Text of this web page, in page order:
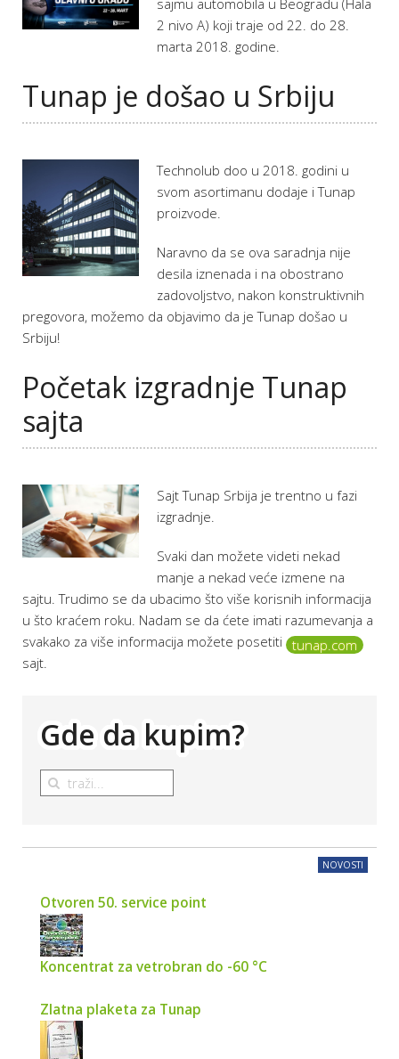
2 nivo A) koji traje od 22. do 28.
marta 2018. godine.
Tunap je došao u Srbiju
Technolub doo u 2018. godini u
svom asortimanu dodaje i Tunap
proizvode.
Naravno da se ova saradnja nije
desila iznenada i na obostrano
zadovoljstvo, nakon konstruktivnih
pregovora, možemo da objavimo da je Tunap došao u
Srbiju!
Početak izgradnje Tunap
sajta
Sajt Tunap Srbija je trentno u fazi
izgradnje.
Svaki dan možete videti nekad
manje a nekad veće izmene na
sajtu. Trudimo se da ubacimo što više korisnih informacija
u što kraćem roku. Nadam se da ćete imati razumevanja a
svakako za više informacija možete posetiti tunap.com
sajt.
Gde da kupim?
NOVOSTI
Otvoren 50. service point
Koncentrat za vetrobran do -60 °C
Zlatna plaketa za Tunap